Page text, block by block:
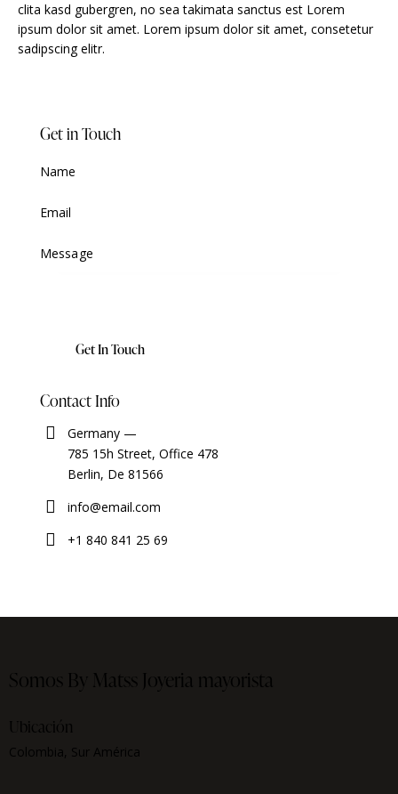
clita kasd gubergren, no sea takimata sanctus est Lorem
ipsum dolor sit amet. Lorem ipsum dolor sit amet, consetetur
sadipscing elitr.
Get in Touch
Contact Info
Germany —
785 15h Street, Office 478
Berlin, De 81566
info@email.com
+1 840 841 25 69
Somos By Matss Joyeria mayorista
Ubicación
Colombia, Sur América